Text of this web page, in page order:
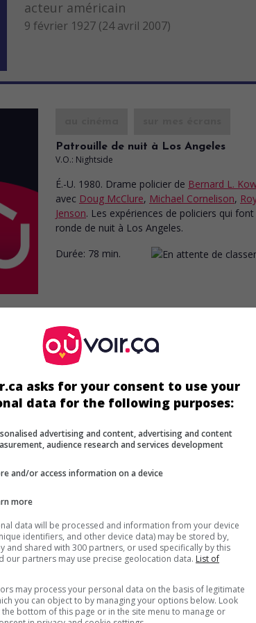
acteur américain
9 février 1927 (24 avril 2007)
Patrouille de nuit à Los Angeles
V.O.: Nightside
É.-U. 1980. Drame policier de Bernard L.
avec Doug McClure, Michael Cornelison,
Jenson. Les expériences de policiers qui font
ronde de nuit à Los Angeles.
Durée: 78 min.
au cinéma
Les Doigts du diable
V.O.: Macabra
Mex. 1979. Drame fantastiquede Alfredo
avec Samantha Eggar,Stuart Whitman,
un couple découvre les restes d'une main
mystérieuse qui reprend vie.
Durée: 87 min.
sur mes écrans
et le truand
Duchess and the Dirtwater Fox
Westernde Melvin Frank avec George Segal,
. À la suite d'un vol, un joueur et une danseuse de
asks for your consent to use your
data for the following purposes:
advertising and content, advertising and content
audience research and services development
and/or access information on a device
more
data will be processed and information from your device
identifiers, and other device data) may be stored by,
and shared with 300 partners, or used specifically by this
our partners may use precise geolocation data. List of
may process your personal data on the basis of legitimate
you can object to by managing your options below. Look
bottom of this page or in the site menu to manage or